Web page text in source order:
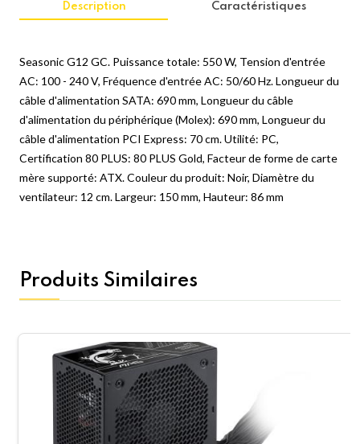
Description Caractéristiques
Seasonic G12 GC. Puissance totale: 550 W, Tension d'entrée
AC: 100 - 240 V, Fréquence d'entrée AC: 50/60 Hz. Longueur du
câble d'alimentation SATA: 690 mm, Longueur du câble
d'alimentation du périphérique (Molex): 690 mm, Longueur du
câble d'alimentation PCI Express: 70 cm. Utilité: PC,
Certification 80 PLUS: 80 PLUS Gold, Facteur de forme de carte
mère supporté: ATX. Couleur du produit: Noir, Diamètre du
ventilateur: 12 cm. Largeur: 150 mm, Hauteur: 86 mm
Produits Similaires